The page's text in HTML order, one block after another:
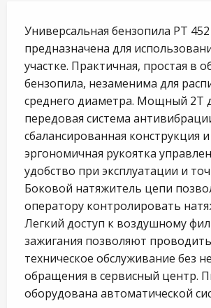
Универсальная бензопила РТ 452
предназначена для
участке. Практичная, простая в
бензопила, незаменима для
среднего диаметра. Мощный 2Т
передовая система
сбалансированная конструкция и
эргономичная рукоятка
удобство при эксплуатации и
Боковой натяжитель цепи
оператору контролировать
Легкий доступ к воздушному
зажигания позволяют
техническое обслуживание без
обращения в сервисный центр.
оборудована автоматической